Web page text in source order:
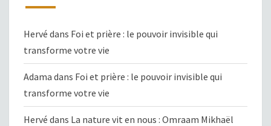
Hervé dans Foi et prière : le pouvoir invisible qui
transforme votre vie
Adama dans Foi et prière : le pouvoir invisible qui
transforme votre vie
Hervé dans La nature vit en nous : Omraam Mikhaël